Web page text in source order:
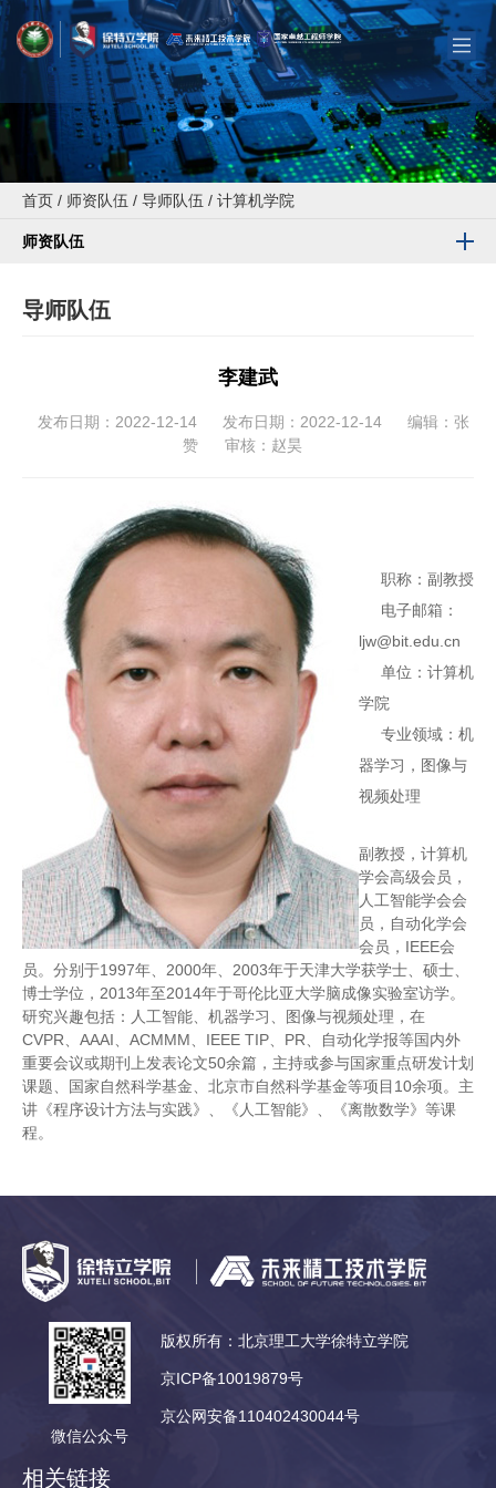
首页 / 师资队伍 / 导师队伍 / 计算机学院
师资队伍
导师队伍
李建武
发布日期：2022-12-14 发布日期：2022-12-14
编辑：张
赞
审核：赵昊
职称：副教授
电子邮箱：
ljw@bit.edu.cn
单位：计算机
学院
专业领域：机
器学习，图像与
视频处理
副教授，计算机
学会高级会员，
人工智能学会会
员，自动化学会
会员，IEEE会
员。分别于1997年、2000年、2003年于天津大学获学士、硕士、
博士学位，2013年至2014年于哥伦比亚大学脑成像实验室访学。
研究兴趣包括：人工智能、机器学习、图像与视频处理，在
CVPR、AAAI、ACMMM、IEEE TIP、PR、自动化学报等国内外
重要会议或期刊上发表论文50余篇，主持或参与国家重点研发计划
课题、国家自然科学基金、北京市自然科学基金等项目10余项。主
讲《程序设计方法与实践》、《人工智能》、《离散数学》等课
程。
微信公众号
版权所有：北京理工大学徐特立学院
京ICP备10019879号
京公网安备110402430044号
相关链接